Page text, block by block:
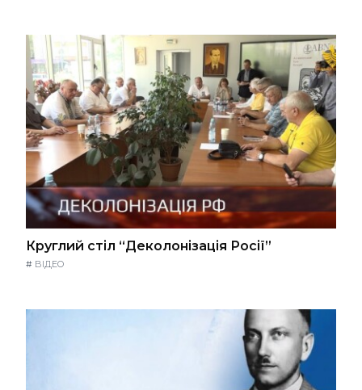
Круглий стіл “Деколонізація Росії”
# ВІДЕО